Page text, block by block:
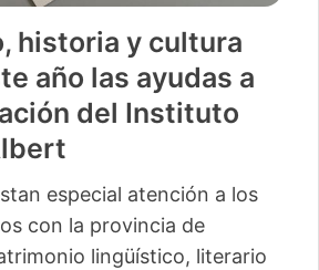
historia y cultura
año las ayudas a
del Instituto
especial atención a los
con la provincia de
lingüístico, literario